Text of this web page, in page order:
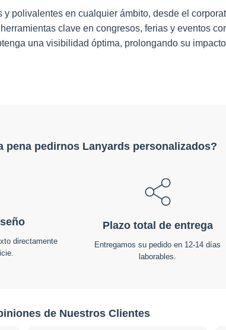
polivalentes en cualquier ámbito, desde el
clave en congresos, ferias y eventos
una visibilidad óptima, prolongando su
pena pedirnos Lanyards personalizados?
directamente
Plazo total de entrega
Entregamos su pedido en 12-14 días
laborables.
de Nuestros Clientes